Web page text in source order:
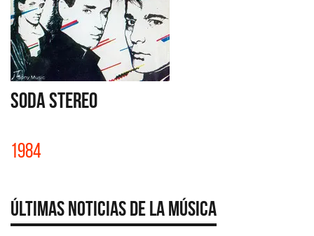
SODA STEREO
1984
Últimas Noticias de la Música